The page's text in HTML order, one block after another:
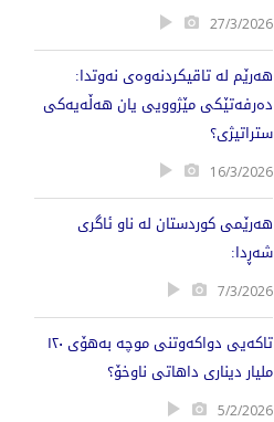
27/3/2026
هەرێم لە تاقیکردنەوەی نەوتدا:
دەرفەتێکی مێژوویی یان هەڵەیەکی
ستراتیژی؟
16/3/2026
هەرێمی کوردستان لە ناو ئاگری
شەڕدا:
7/3/2026
تاكەیی دواكەوتنی موچە بەهۆی ١٢٠
ملیار دیناری داهاتی ناوخۆ؟
5/2/2026